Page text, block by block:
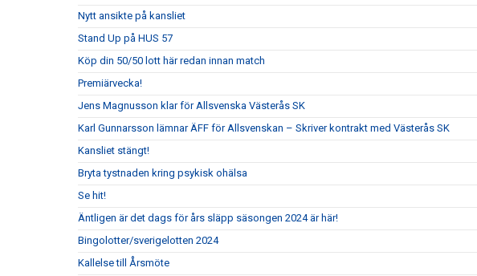
Nytt ansikte på kansliet
Stand Up på HUS 57
Köp din 50/50 lott här redan innan match
Premiärvecka!
Jens Magnusson klar för Allsvenska Västerås SK
Karl Gunnarsson lämnar ÄFF för Allsvenskan – Skriver kontrakt med Västerås SK
Kansliet stängt!
Bryta tystnaden kring psykisk ohälsa
Se hit!
Äntligen är det dags för års släpp säsongen 2024 är här!
Bingolotter/sverigelotten 2024
Kallelse till Årsmöte